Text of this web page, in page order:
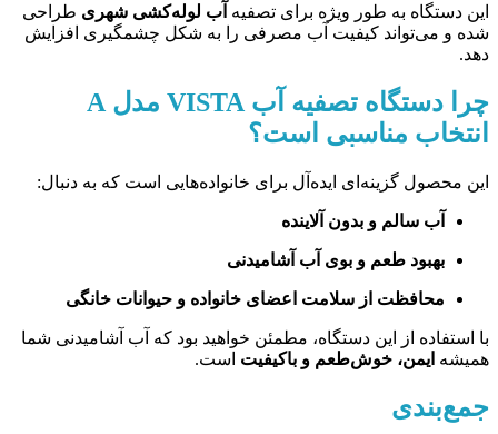
این دستگاه به طور ویژه برای تصفیه آب لوله‌کشی شهری طراحی
شده و می‌تواند کیفیت آب مصرفی را به شکل چشمگیری افزایش
دهد.
چرا دستگاه تصفیه آب VISTA مدل A
انتخاب مناسبی است؟
این محصول گزینه‌ای ایده‌آل برای خانواده‌هایی است که به دنبال:
آب سالم و بدون آلاینده
بهبود طعم و بوی آب آشامیدنی
محافظت از سلامت اعضای خانواده و حیوانات خانگی
با استفاده از این دستگاه، مطمئن خواهید بود که آب آشامیدنی شما
همیشه ایمن، خوش‌طعم و باکیفیت است.
جمع‌بندی